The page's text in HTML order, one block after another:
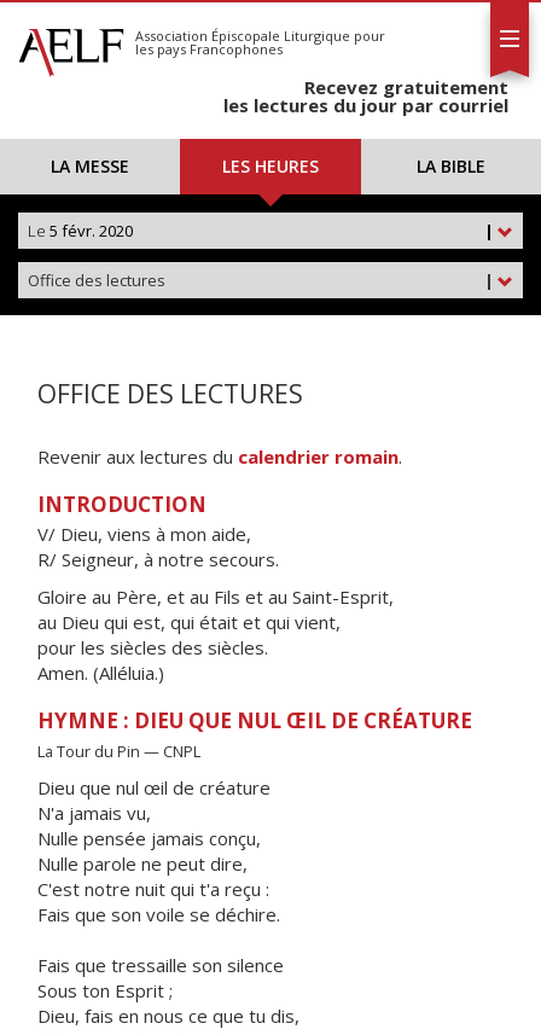
S'abonner
Calendrier
Association Épiscopale Liturgique pour
les pays Francophones
Recevez gratuitement
les lectures du jour par courriel
LA MESSE LES HEURES LA BIBLE
|
Le 5 févr. 2020
|
Office des lectures
OFFICE DES LECTURES
Revenir aux lectures du calendrier romain.
INTRODUCTION
V/ Dieu, viens à mon aide,
R/ Seigneur, à notre secours.
Gloire au Père, et au Fils et au Saint-Esprit,
au Dieu qui est, qui était et qui vient,
pour les siècles des siècles.
Amen. (Alléluia.)
HYMNE : DIEU QUE NUL ŒIL DE CRÉATURE
La Tour du Pin — CNPL
Dieu que nul œil de créature
N'a jamais vu,
Nulle pensée jamais conçu,
Nulle parole ne peut dire,
C'est notre nuit qui t'a reçu :
Fais que son voile se déchire.
Fais que tressaille son silence
Sous ton Esprit ;
Dieu, fais en nous ce que tu dis,